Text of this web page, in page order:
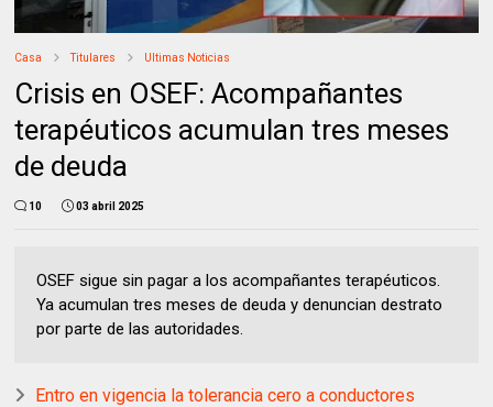
Casa Titulares Ultimas Noticias
Crisis en OSEF: Acompañantes
terapéuticos acumulan tres meses
de deuda
10 03 abril 2025
OSEF sigue sin pagar a los acompañantes terapéuticos.
Ya acumulan tres meses de deuda y denuncian destrato
por parte de las autoridades.
Entro en vigencia la tolerancia cero a conductores